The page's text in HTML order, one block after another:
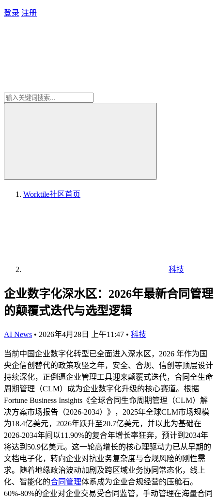
登录 注册
Worktile社区首页
科技
企业数字化深水区：2026年最新合同管理
的颠覆式迭代与选型逻辑
AI News • 2026年4月28日 上午11:47 • 科技
当前中国企业数字化转型已全面进入深水区，2026 年作为国
央企信创替代的政策攻坚之年，安全、合规、信创等顶层设计
持续深化，正倒逼企业管理工具迎来颠覆式迭代，合同全生命
周期管理（CLM）成为企业数字化升级的核心赛道。根据
Fortune Business Insights《全球合同生命周期管理（CLM）解
决方案市场报告（2026-2034）》，2025年全球CLM市场规模
为18.4亿美元，2026年跃升至20.7亿美元，并以此为基础在
2026-2034年间以11.90%的复合年增长率狂奔，预计到2034年
将达到50.9亿美元。这一轮高增长的核心理驱动力已从早期的
文档电子化，转向企业对抗业务复杂度与合规风险的刚性需
求。随着地缘政治波动加剧及跨区域业务协同常态化，线上
化、智能化的合同管理体系成为企业合规经营的压舱石。
60%-80%的企业对企业交易受合同监管，手动管理在海量合同